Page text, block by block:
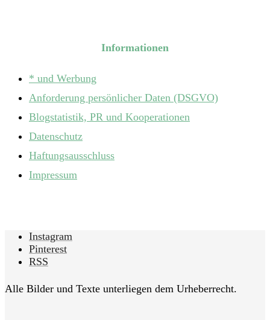
Informationen
* und Werbung
Anforderung persönlicher Daten (DSGVO)
Blogstatistik, PR und Kooperationen
Datenschutz
Haftungsausschluss
Impressum
Instagram
Pinterest
RSS
Alle Bilder und Texte unterliegen dem Urheberrecht.